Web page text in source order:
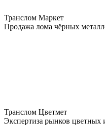
Транслом Маркет
Продажа лома чёрных
Транслом Цветмет
Экспертиза рынков цветных